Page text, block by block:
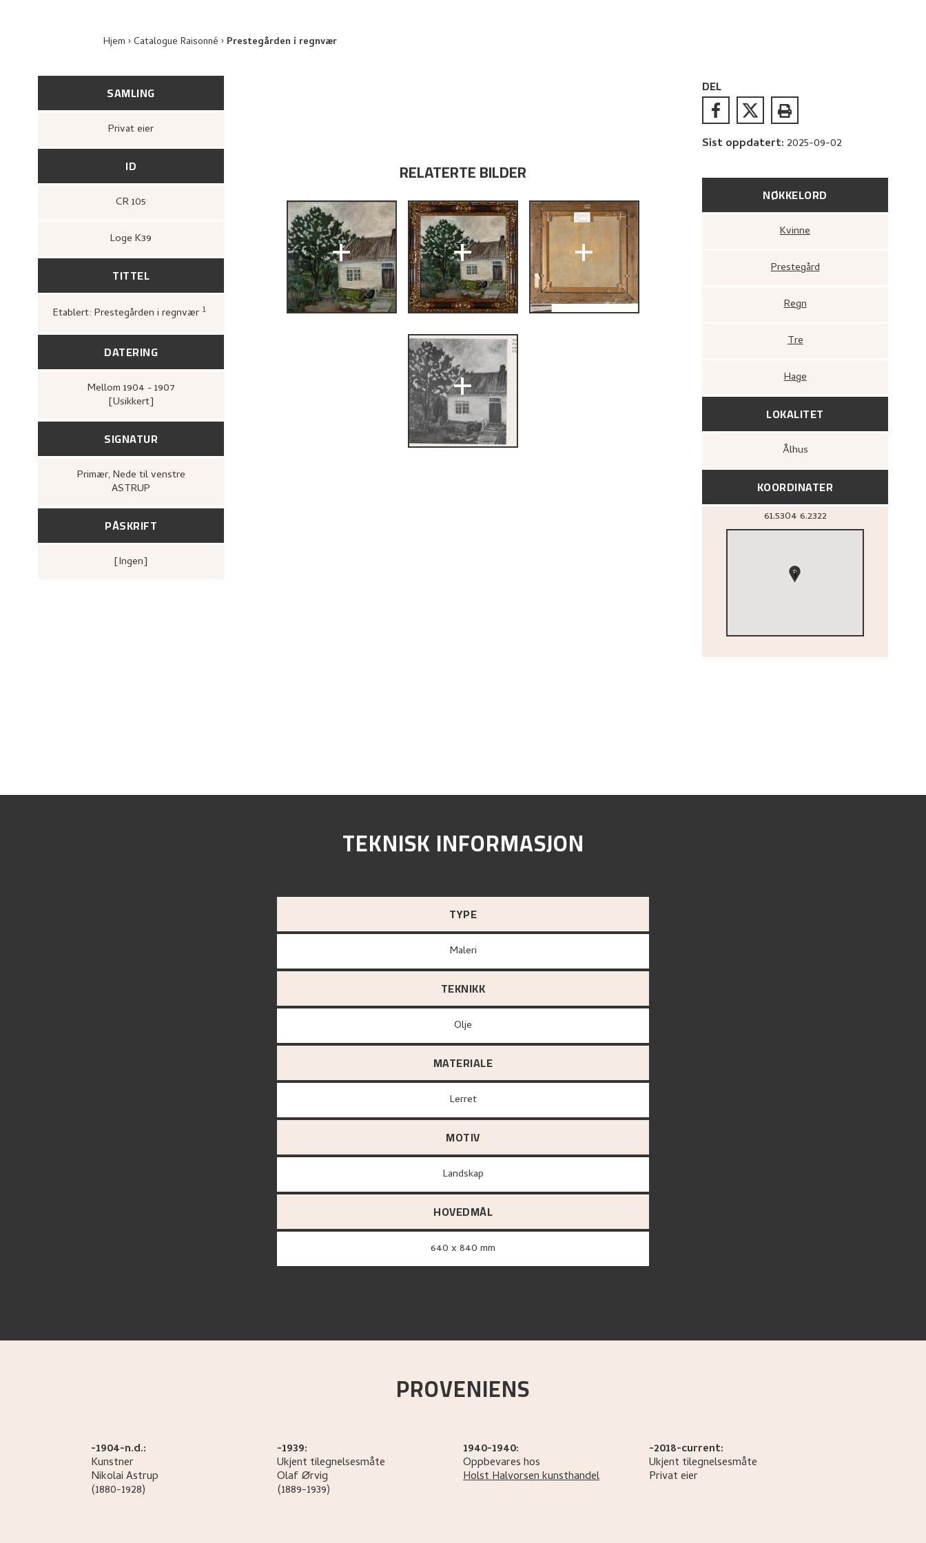
Hjem Catalogue Raisonné Prestegården i regnvær
SAMLING
Privat eier
ID
CR 105
Loge K39
TITTEL
Etablert: Prestegården i regnvær 1
Astrup, Nikolai,«Noen ungdomsbrev»,222.
DATERING
Mellom 1904 - 1907
[Usikkert]
SIGNATUR
Primær, Nede til venstre
ASTRUP
PÅSKRIFT
[ingen]
RELATERTE BILDER
+ +
+
+
DEL
Sist oppdatert: 2025-09-02
NØKKELORD
Kvinne
Prestegård
Regn
Tre
Hage
LOKALITET
Ålhus
KOORDINATER
61.5304 6.2322
1
TEKNISK INFORMASJON
TYPE
Maleri
TEKNIKK
Olje
MATERIALE
lerret
MOTIV
Landskap
HOVEDMÅL
640 x 840 mm
PROVENIENS
-1904-n.d.:
Kunstner
NikolaiAstrup
(1880-1928)
-1939:
Ukjent tilegnelsesmåte
OlafØrvig
(1889-1939)
1940-1940:
Oppbevares hos
Holst Halvorsen kunsthandel
-2018-current:
Ukjent tilegnelsesmåte
Privat eier